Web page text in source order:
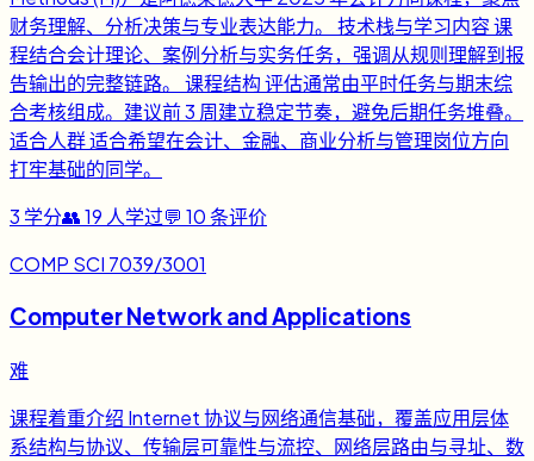
财务理解、分析决策与专业表达能力。 技术栈与学习内容 课
程结合会计理论、案例分析与实务任务，强调从规则理解到报
告输出的完整链路。 课程结构 评估通常由平时任务与期末综
合考核组成。建议前 3 周建立稳定节奏，避免后期任务堆叠。
适合人群 适合希望在会计、金融、商业分析与管理岗位方向
打牢基础的同学。
3 学分👥19 人学过💬 10条评价
COMP SCI 7039/3001
Computer Network and Applications
难
课程着重介绍 Internet 协议与网络通信基础，覆盖应用层体
系结构与协议、传输层可靠性与流控、网络层路由与寻址、数